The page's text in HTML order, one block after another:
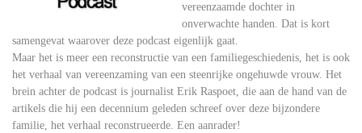
vereenzaamde dochter in
onverwachte handen. Dat is kort
samengevat waarover deze podcast eigenlijk gaat.
Maar het is meer een reconstructie van een familiegeschiedenis, het is ook
het verhaal van vereenzaming van een steenrijke ongehuwde vrouw. Het
brein achter de podcast is journalist Erik Raspoet, die aan de hand van de
artikels die hij een decennium geleden schreef over deze bijzondere
familie, het verhaal reconstrueerde. Een aanrader!